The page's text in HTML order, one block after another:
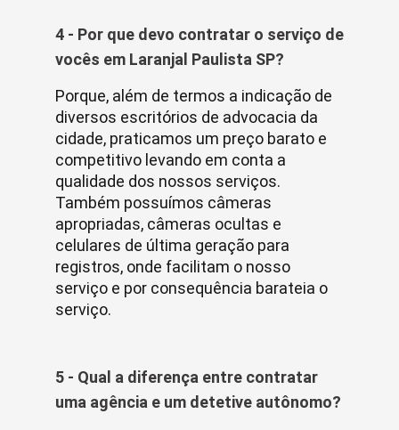
4 - Por que devo contratar o serviço de
vocês em Laranjal Paulista SP?
Porque, além de termos a indicação de
diversos escritórios de advocacia da
cidade, praticamos um preço barato e
competitivo levando em conta a
qualidade dos nossos serviços.
Também possuímos câmeras
apropriadas, câmeras ocultas e
celulares de última geração para
registros, onde facilitam o nosso
serviço e por consequência barateia o
serviço.
5 - Qual a diferença entre contratar
uma agência e um detetive autônomo?